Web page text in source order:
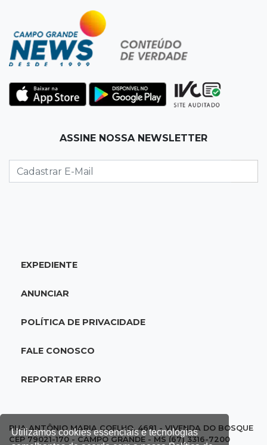
Utilizamos cookies essenciais e tecnologias
Amigos se despedem de Scalise e recordam
criatividade sem limites
Trajetória de membros do PCC revela
presença em metade dos presídios de MS
Trânsito
homicídio
11:34Disputa acirrada
ao Senado nas eleições de 2026
Fim de semana tem a Última Sessão de Freud
e motorista sai ileso
ASSINE NOSSA NEWSLETTER
EXPEDIENTE
ANUNCIAR
POLÍTICA DE PRIVACIDADE
FALE CONOSCO
REPORTAR ERRO
RUA ANTÔNIO MARIA COELHO, 4681 - VIVENDA DO BOSQUE
CEP 79021-170 - CAMPO GRANDE - MS (67) 3316-7200